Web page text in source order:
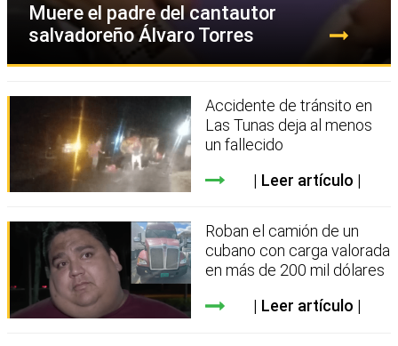
Muere el padre del cantautor
salvadoreño Álvaro Torres
Accidente de tránsito en
Las Tunas deja al menos
un fallecido
Leer artículo
Roban el camión de un
cubano con carga valorada
en más de 200 mil dólares
Leer artículo